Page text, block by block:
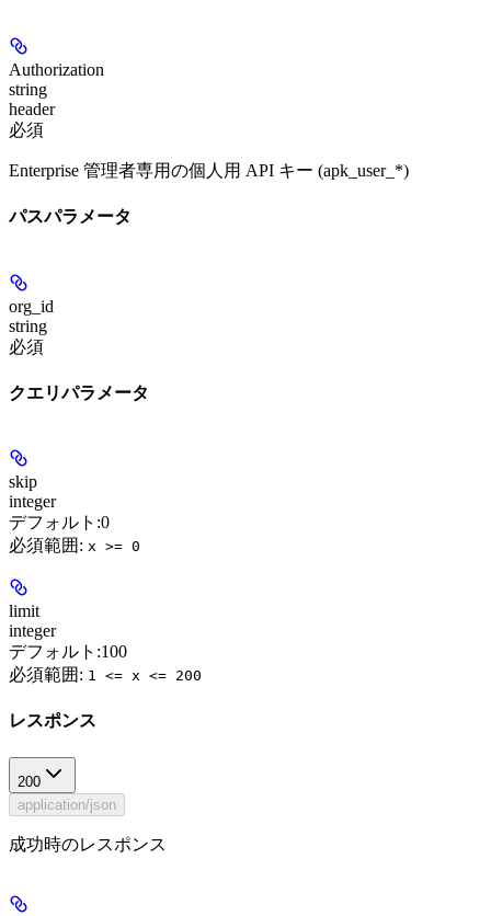
Authorization
string
header
必須
Enterprise 管理者専用の個人用 API キー (apk_user_*)
パスパラメータ
org_id
string
必須
クエリパラメータ
skip
integer
デフォルト:0
必須範囲 : x >= 0
limit
integer
デフォルト:100
必須範囲 : 1 <= x <= 200
レスポンス
200
application/json
成功時のレスポンス